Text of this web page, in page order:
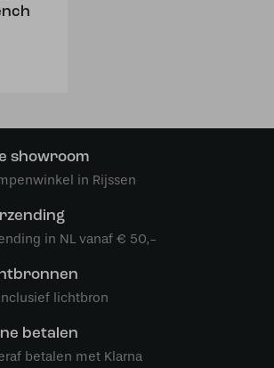
showroom
in Rijssen
in NL vanaf € 50,-
lichtbron
betalen
betalen met Klarna